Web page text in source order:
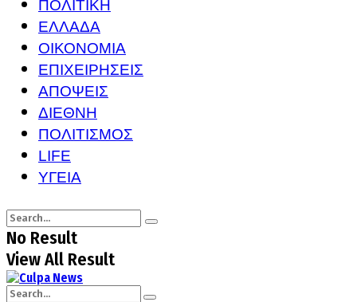
ΠΟΛΙΤΙΚΗ
ΕΛΛΑΔΑ
ΟΙΚΟΝΟΜΙΑ
ΕΠΙΧΕΙΡΗΣΕΙΣ
ΑΠΟΨΕΙΣ
ΔΙΕΘΝΗ
ΠΟΛΙΤΙΣΜΟΣ
LIFE
ΥΓΕΙΑ
No Result
View All Result